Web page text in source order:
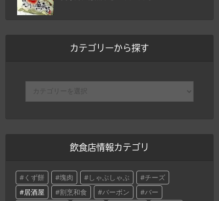
カテゴリーから探す
飲食店情報カテゴリ
くず餅 塊肉 しゃぶしゃぶ
チーズ
居酒屋
割烹和食 バーボン
バー